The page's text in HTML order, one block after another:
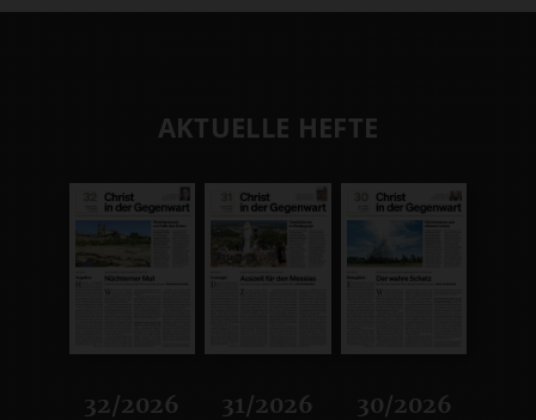
AKTUELLE HEFTE
32/2026
31/2026
30/2026